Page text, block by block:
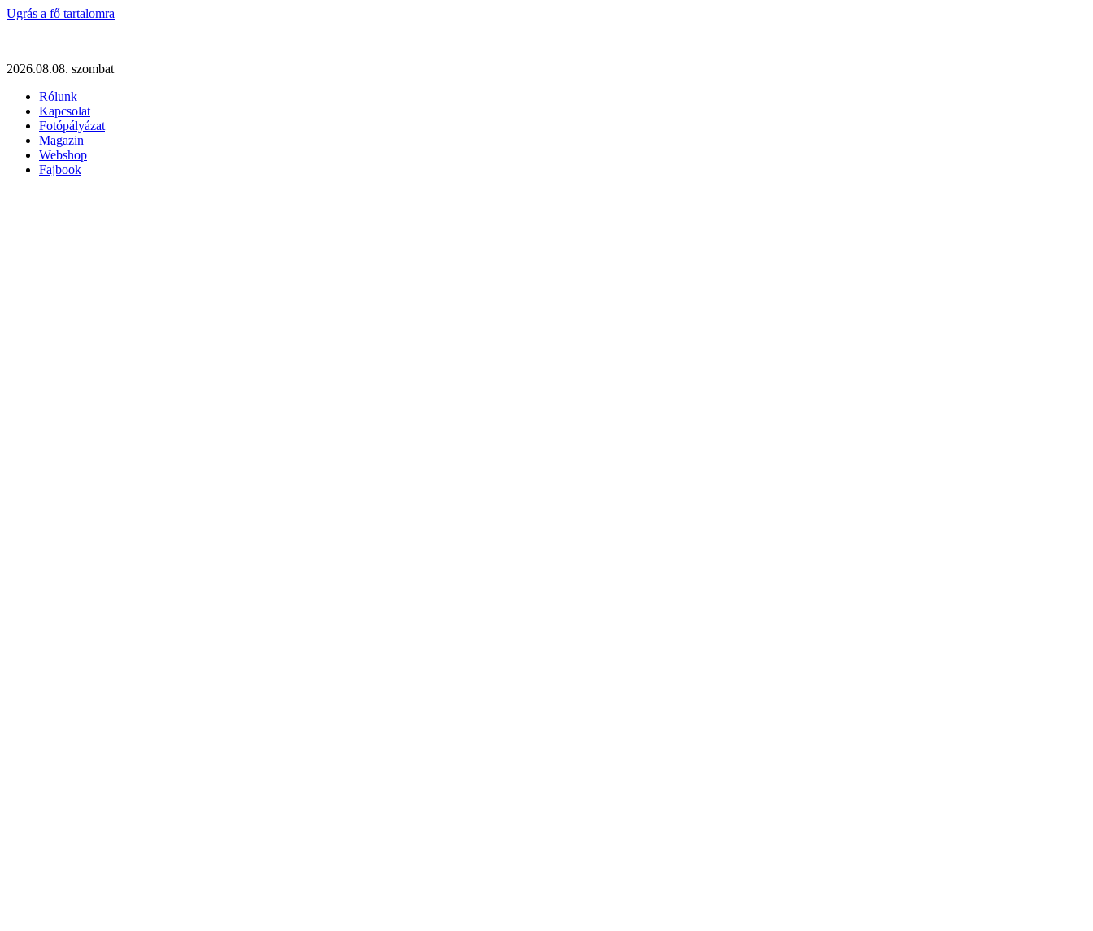
Ugrás a fő tartalomra
2026.08.08. szombat
Rólunk
Kapcsolat
Fotópályázat
Magazin
Webshop
Fajbook